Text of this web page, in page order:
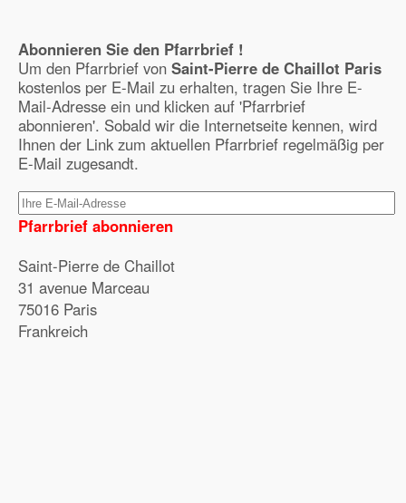
Abonnieren Sie den Pfarrbrief !
Um den Pfarrbrief von Saint-Pierre de Chaillot Paris
kostenlos per E-Mail zu erhalten, tragen Sie Ihre E-
Mail-Adresse ein und klicken auf 'Pfarrbrief
abonnieren'. Sobald wir die Internetseite kennen, wird
Ihnen der Link zum aktuellen Pfarrbrief regelmäßig per
E-Mail zugesandt.
Pfarrbrief abonnieren
Saint-Pierre de Chaillot
31 avenue Marceau
75016 Paris
Frankreich